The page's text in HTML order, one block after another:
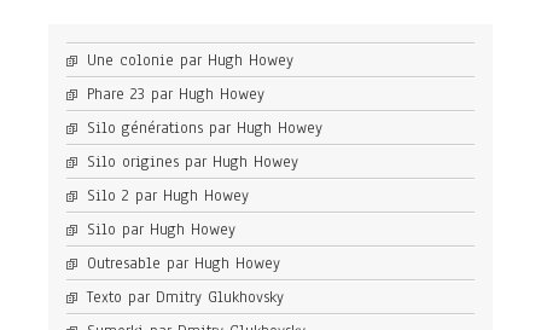
Une colonie par Hugh Howey
Phare 23 par Hugh Howey
Silo générations par Hugh Howey
Silo origines par Hugh Howey
Silo 2 par Hugh Howey
Silo par Hugh Howey
Outresable par Hugh Howey
Texto par Dmitry Glukhovsky